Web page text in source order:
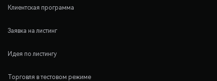
Клиентская программа
Заявка на листинг
Идея по листингу
Торговля в тестовом режиме